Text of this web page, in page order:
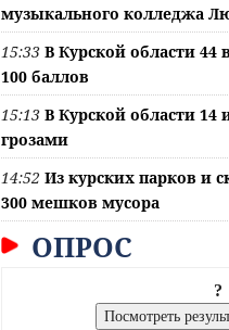
музыкального колледжа
15:33 В Курской области 44
100 баллов
15:13 В Курской области
грозами
14:52 Из курских парков и
300 мешков мусора
ОПРОС
?